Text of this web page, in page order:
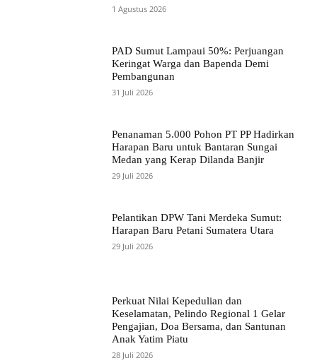
1 Agustus 2026
PAD Sumut Lampaui 50%: Perjuangan
Keringat Warga dan Bapenda Demi
Pembangunan
31 Juli 2026
Penanaman 5.000 Pohon PT PP Hadirkan
Harapan Baru untuk Bantaran Sungai
Medan yang Kerap Dilanda Banjir
29 Juli 2026
Pelantikan DPW Tani Merdeka Sumut:
Harapan Baru Petani Sumatera Utara
29 Juli 2026
Perkuat Nilai Kepedulian dan
Keselamatan, Pelindo Regional 1 Gelar
Pengajian, Doa Bersama, dan Santunan
Anak Yatim Piatu
28 Juli 2026